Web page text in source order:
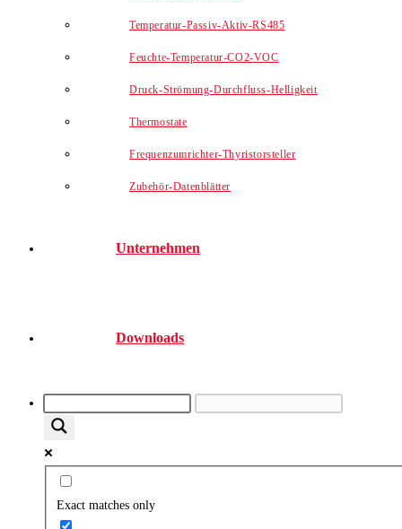
Temperatur-Passiv-Aktiv-RS485
Feuchte-Temperatur-CO2-VOC
Druck-Strömung-Durchfluss-Helligkeit
Thermostate
Frequenzumrichter-Thyristorsteller
Zubehör-Datenblätter
Unternehmen
Downloads
Exact matches only